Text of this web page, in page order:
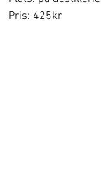
Pris: 425kr